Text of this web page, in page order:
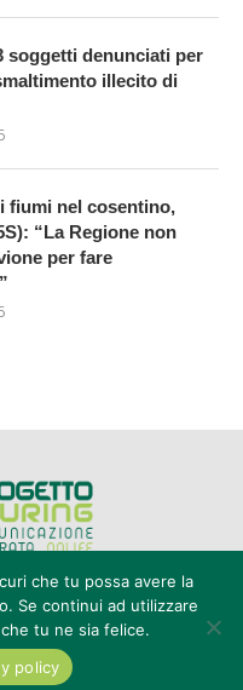
soggetti denunciati per
illecito di
fiumi nel cosentino,
“La Regione non
per fare
ROC n°20616 - P.IVA e CF
Calabria n° 04/1976 -
che tu possa avere la
Se continui ad utilizzare
tu ne sia felice.
policy